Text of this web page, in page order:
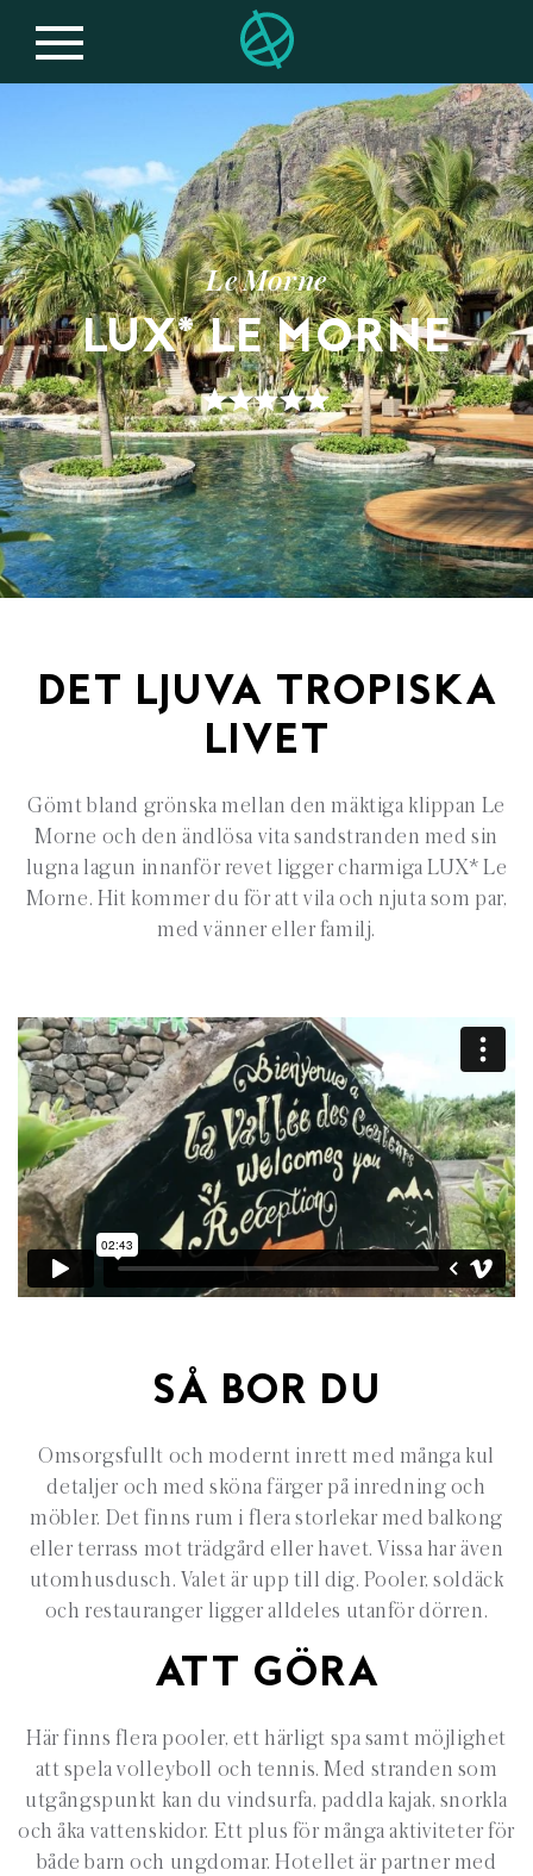
Le Morne
LUX* LE MORNE
DET LJUVA TROPISKA
LIVET
Gömt bland grönska mellan den mäktiga klippan Le
Morne och den ändlösa vita sandstranden med sin
lugna lagun innanför revet ligger charmiga LUX* Le
Morne. Hit kommer du för att vila och njuta som par,
med vänner eller familj.
SÅ BOR DU
Omsorgsfullt och modernt inrett med många kul
detaljer och med sköna färger på inredning och
möbler. Det finns rum i flera storlekar med balkong
eller terrass mot trädgård eller havet. Vissa har även
utomhusdusch. Valet är upp till dig. Pooler, soldäck
och restauranger ligger alldeles utanför dörren.
ATT GÖRA
Här finns flera pooler, ett härligt spa samt möjlighet
att spela volleyboll och tennis. Med stranden som
utgångspunkt kan du vindsurfa, paddla kajak, snorkla
och åka vattenskidor. Ett plus för många aktiviteter för
både barn och ungdomar. Hotellet är partner med